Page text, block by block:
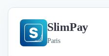
SlimPay
Paris